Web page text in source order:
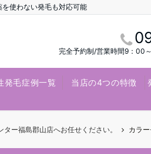
使わない発毛も対応可能
完全予約制/営業時間9：00
発毛症例一覧 当店の4つの特徴
ー福島郡山店へお任せください。 カラ